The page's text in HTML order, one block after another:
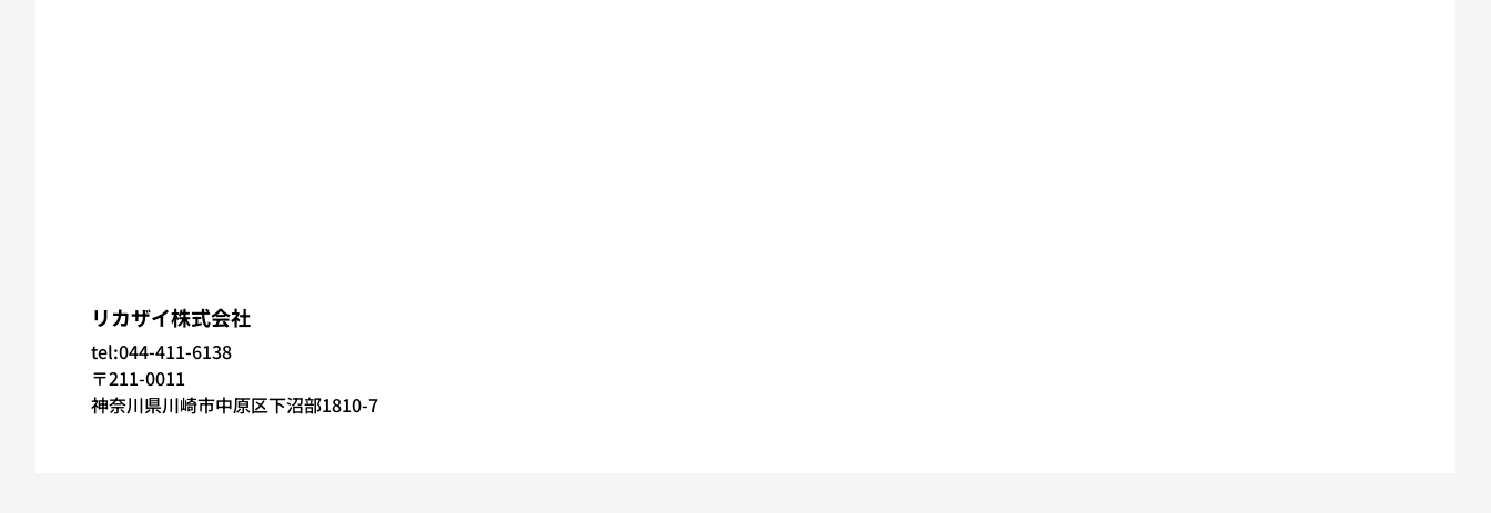
リカザイ株式会社
tel:044-411-6138
〒211-0011
神奈川県川崎市中原区下沼部1810-7